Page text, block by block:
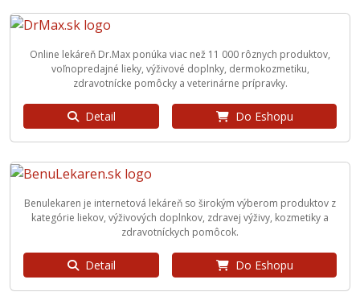
Online lekáreň Dr.Max ponúka viac než 11 000 rôznych produktov,
voľnopredajné lieky, výživové doplnky, dermokozmetiku,
zdravotnícke pomôcky a veterinárne prípravky.
Detail Do Eshopu
Benulekaren je internetová lekáreň so širokým výberom produktov z
kategórie liekov, výživových doplnkov, zdravej výživy, kozmetiky a
zdravotníckych pomôcok.
Detail Do Eshopu